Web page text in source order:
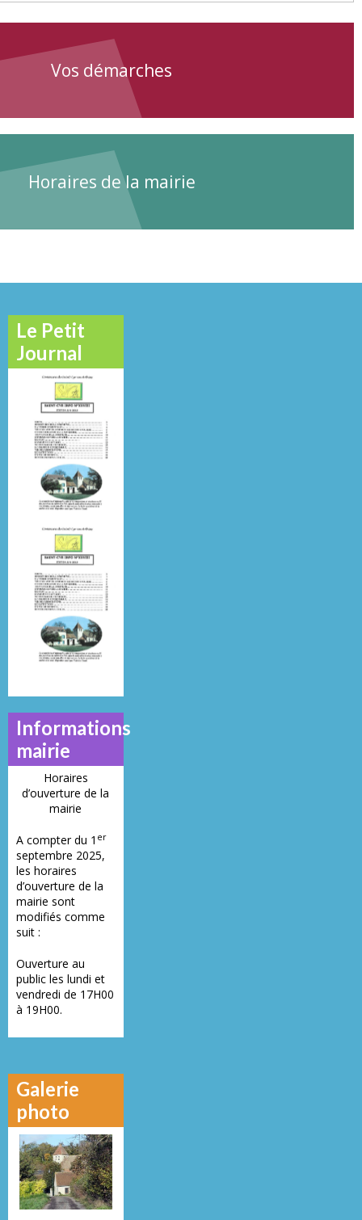
Vos démarches
Horaires de la mairie
Le Petit
Journal
Janvier 2021
N°
29
Juin 2019
N°
28
Informations
mairie
Horaires
d’ouverture de la
mairie
A compter du 1 er
septembre 2025,
les horaires
d’ouverture de la
mairie sont
modifiés comme
suit :
Ouverture au
public les lundi et
vendredi de 17H00
à 19H00.
Galerie
photo